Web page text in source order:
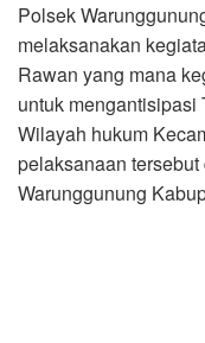
Polsek
melaksanakan
Rawan yang mana
untuk mengantisipasi
Wilayah hukum
pelaksanaan
Warunggunung